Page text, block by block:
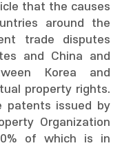
that the causes
around the
trade disputes
and China and
Korea and
property rights.
patents issued by
Organization
of which is in